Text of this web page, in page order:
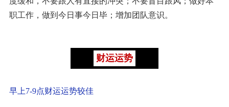
职工作，做到今日事今日毕；增加团队意识。
财运运势
早上7-9点财运运势较佳